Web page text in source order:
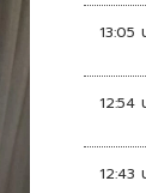
13:05
12:54
12:43